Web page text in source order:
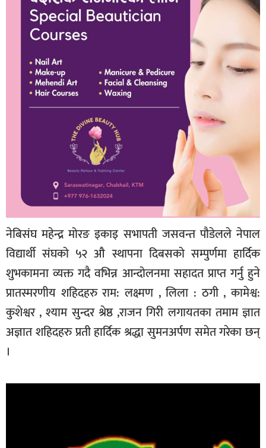
नेबिसंघ महेन्द्र मोरङ इकाइ सभापती जसवन्त पौडेलले नेपाल
विद्यार्थी संघको ५२ औ स्थापना दिबसको सम्पुर्णमा हार्दिक
शुभकामना व्यक्त गदै वभिन्न आन्दोलनमा सहादत प्राप्त गर्नु हुने
प्रातस्मरणीय शहिदहरु राम: लक्ष्मण , लिला : ठगी , कामेश्व:
कुशेश्वर , श्याम सुन्दर श्रेष्ठ ,राजन गिरी लगायतका तमाम ज्ञात
अज्ञात शहिदहरु प्रती हार्दिक श्रद्धा सुमनअर्पण समेत गरेका छन्
।